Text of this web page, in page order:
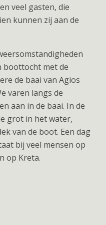
veel gasten, die
kunnen zij aan de
boottocht met de
de baai van Agios
varen langs de
aan in de baai. In de
grot in het water,
van de boot. Een dag
bij veel mensen op
op Kreta.